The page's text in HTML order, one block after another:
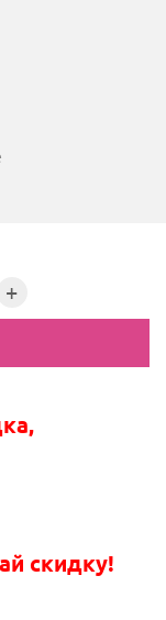
+
скидку!